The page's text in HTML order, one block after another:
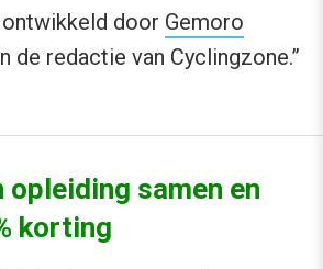
door Gemoro
de redactie van Cyclingzone.”
opleiding samen en
korting